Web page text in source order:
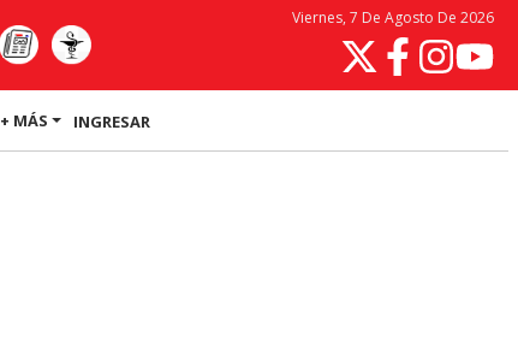
Viernes, 7 De Agosto De 2026
+ MÁS INGRESAR